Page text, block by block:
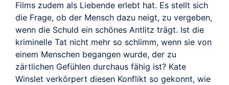
Films zudem als Liebende erlebt hat. Es stellt sich
die Frage, ob der Mensch dazu neigt, zu vergeben,
wenn die Schuld ein schönes Antlitz trägt. Ist die
kriminelle Tat nicht mehr so schlimm, wenn sie von
einem Menschen begangen wurde, der zu
zärtlichen Gefühlen durchaus fähig ist? Kate
Winslet verkörpert diesen Konflikt so gekonnt, wie